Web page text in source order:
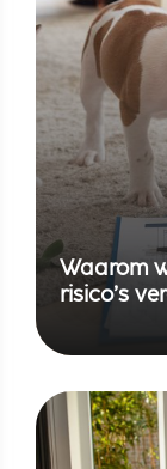
Waarom
risico’s